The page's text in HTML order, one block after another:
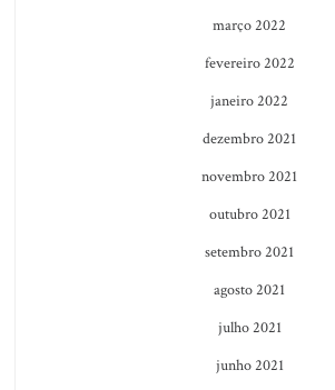
março 2022
fevereiro 2022
janeiro 2022
dezembro 2021
novembro 2021
outubro 2021
setembro 2021
agosto 2021
julho 2021
junho 2021